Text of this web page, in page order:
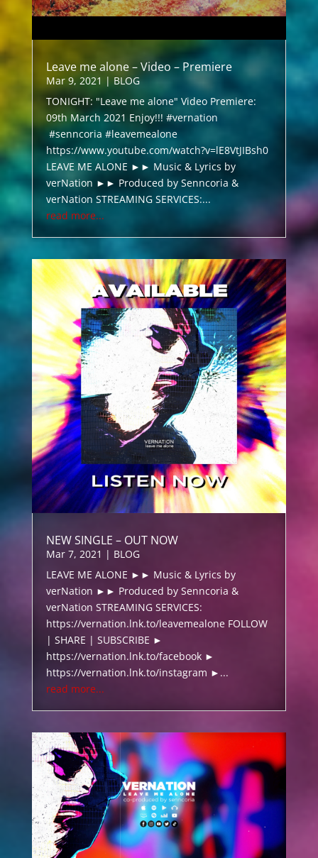
Leave me alone – Video – Premiere
Mar 9, 2021 |BLOG
TONIGHT: "Leave me alone" Video Premiere:
09th March 2021 Enjoy!!! #vernation
#senncoria #leavemealone
https://www.youtube.com/watch?v=lE8VtJIBsh0
LEAVE ME ALONE ►► Music & Lyrics by
verNation ►► Produced by Senncoria &
verNation STREAMING SERVICES:...
read more...
NEW SINGLE – OUT NOW
Mar 7, 2021 | BLOG
LEAVE ME ALONE ►► Music & Lyrics by
verNation ►► Produced by Senncoria &
verNation STREAMING SERVICES:
https://vernation.lnk.to/leavemealone FOLLOW
| SHARE | SUBSCRIBE ►
https://vernation.lnk.to/facebook ►
https://vernation.lnk.to/instagram ►...
read more...